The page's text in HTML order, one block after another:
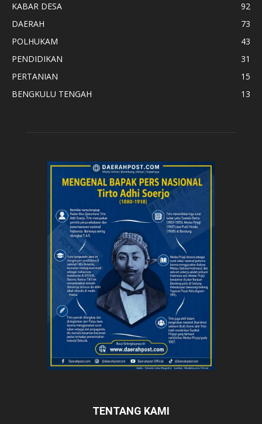
KABAR DESA
92
DAERAH
73
POLHUKAM
43
PENDIDIKAN
31
PERTANIAN
15
BENGKULU TENGAH
13
TENTANG KAMI